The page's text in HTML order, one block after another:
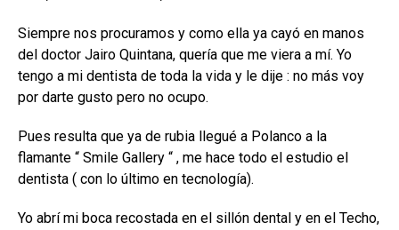
Siempre nos procuramos y como ella ya cayó en manos
del doctor Jairo Quintana, quería que me viera a mí. Yo
tengo a mi dentista de toda la vida y le dije : no más voy
por darte gusto pero no ocupo.
Pues resulta que ya de rubia llegué a Polanco a la
flamante “ Smile Gallery “ , me hace todo el estudio el
dentista ( con lo último en tecnología).
Yo abrí mi boca recostada en el sillón dental y en el Techo,